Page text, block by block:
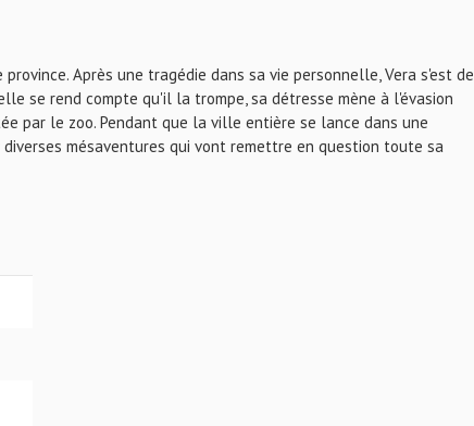
Après une tragédie dans sa vie personnelle, Vera s'est de
se rend compte qu'il la trompe, sa détresse mène à l'évasion
par le zoo. Pendant que la ville entière se lance dans une
mésaventures qui vont remettre en question toute sa